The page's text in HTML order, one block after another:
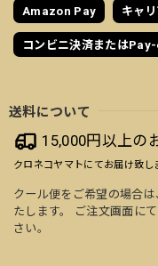
Amazon Pay キャ
コンビニ決済または
送料について
15,000円以上の
クロネコヤマトにてお届け致し
クール便をご希望の場合
たします。 ご注文画面に
さい。